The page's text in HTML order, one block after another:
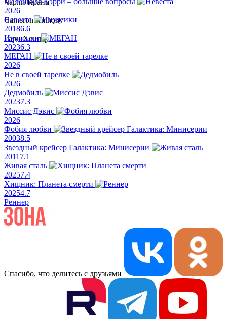
Чарли Кранц
Cameron Anthony
Гари Хецлер
2026
Невеста
20186.6
Инуясики
20236.3
МЕГАН
2026
Не в своей тарелке
2026
Дедмобиль
20237.3
Миссис Дэвис
2026
Фобия любви
20038.5
Звездный крейсер Галактика: Минисерии
2011 7.1
Живая сталь
20257.4
Хищник: Планета смерти
20254.7
Реннер
Спасибо, что делитесь с друзьями